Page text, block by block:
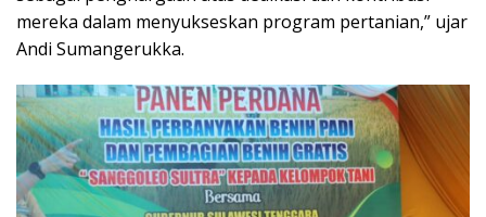
mereka dalam menyukseskan program pertanian,” ujar
Andi Sumangerukka.